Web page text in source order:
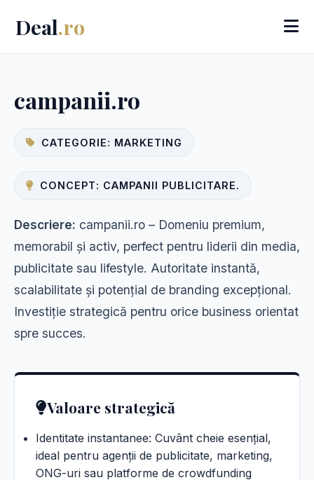
Deal.ro
campanii.ro
CATEGORIE: MARKETING
CONCEPT: CAMPANII PUBLICITARE.
Descriere: campanii.ro – Domeniu premium,
memorabil și activ, perfect pentru liderii din media,
publicitate sau lifestyle. Autoritate instantă,
scalabilitate și potențial de branding excepțional.
Investiție strategică pentru orice business orientat
spre succes.
Valoare strategică
Identitate instantanee: Cuvânt cheie esențial,
ideal pentru agenții de publicitate, marketing,
ONG-uri sau platforme de crowdfunding